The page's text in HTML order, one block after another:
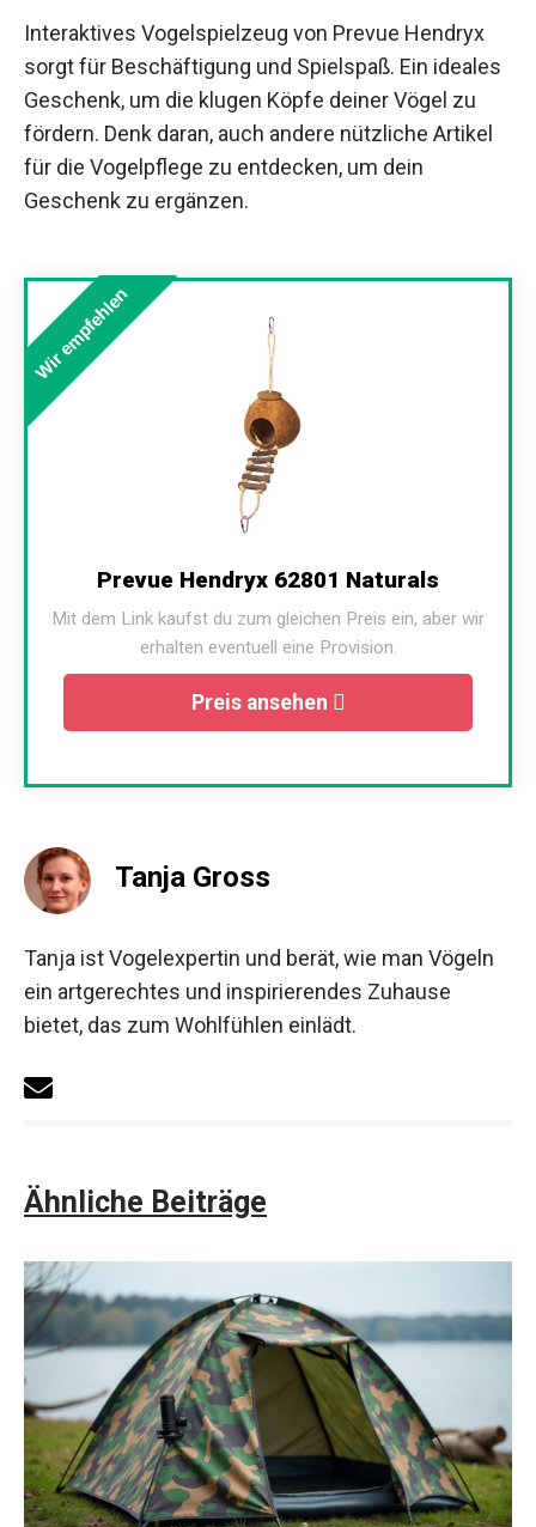
Interaktives Vogelspielzeug von Prevue Hendryx
sorgt für Beschäftigung und Spielspaß. Ein ideales
Geschenk, um die klugen Köpfe deiner Vögel zu
fördern. Denk daran, auch andere nützliche Artikel
für die Vogelpflege zu entdecken, um dein
Geschenk zu ergänzen.
Wir empfehlen
Prevue Hendryx 62801 Naturals
Mit dem Link kaufst du zum gleichen Preis ein, aber wir
erhalten eventuell eine Provision.
Preis ansehen
Tanja Gross
Tanja ist Vogelexpertin und berät, wie man Vögeln
ein artgerechtes und inspirierendes Zuhause
bietet, das zum Wohlfühlen einlädt.
Ähnliche Beiträge